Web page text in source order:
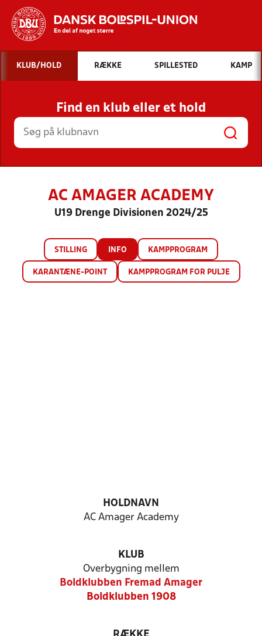
Hvad vil du søge efter?
INDHOLD OG NYHEDER
STILLINGER, RESULTATER, KLUBBER OG
HOLD
KLUB/HOLD RÆKKE SPILLESTED KAMP
Find en klub eller et hold
AC AMAGER ACADEMY
U19 Drenge Divisionen 2024/25
STILLING INFO KAMPPROGRAM
KARANTÆNE-POINT KAMPPROGRAM FOR PULJE
HOLDNAVN
AC Amager Academy
KLUB
Overbygning mellem
Boldklubben Fremad Amager
Boldklubben 1908